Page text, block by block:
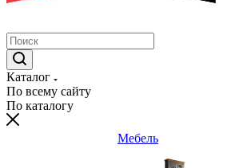
Каталог
По всему сайту
По каталогу
Мебель